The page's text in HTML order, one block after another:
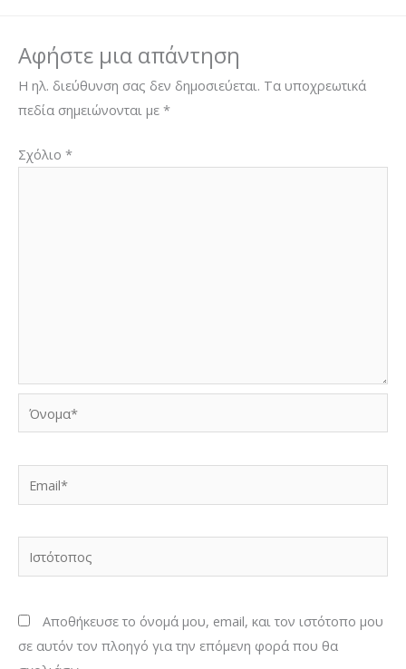
Αφήστε μια απάντηση
Η ηλ. διεύθυνση σας δεν δημοσιεύεται. Τα υποχρεωτικά
πεδία σημειώνονται με *
Σχόλιο *
Ιστότοπος
Αποθήκευσε το όνομά μου, email, και τον ιστότοπο μου
σε αυτόν τον πλοηγό για την επόμενη φορά που θα